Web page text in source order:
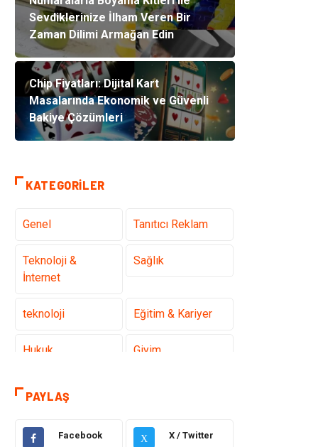
Sevdiklerinize İlham Veren Bir
Zaman Dilimi Armağan Edin
Chip Fiyatları: Dijital Kart
Masalarında Ekonomik ve Güvenli
Bakiye Çözümleri
KATEGORILER
Genel Tanıtıcı Reklam
Teknoloji &
İnternet
Sağlık
teknoloji Eğitim & Kariyer
Hukuk Giyim
Elektronik
PAYLAŞ
Facebook X X / Twitter